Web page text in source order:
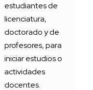
estudiantes de
licenciatura,
doctorado y de
profesores, para
iniciar estudios o
actividades
docentes.